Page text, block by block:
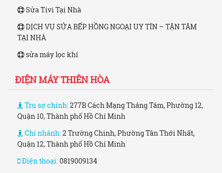
Sửa Tivi Tại Nhà
DỊCH VỤ SỬA BẾP HỒNG NGOẠI UY TÍN – TẬN TÂM
TẠI NHÀ
sửa máy lọc khí
ĐIỆN MÁY THIÊN HÒA
Trụ sợ chính:277B Cách Mạng Tháng Tám, Phường 12,
Quận 10, Thành phố Hồ Chí Minh
Chi nhánh:2 Trường Chinh, Phường Tân Thới Nhất,
Quận 12, Thành phố Hồ Chí Minh
Điện thoại:0819009134